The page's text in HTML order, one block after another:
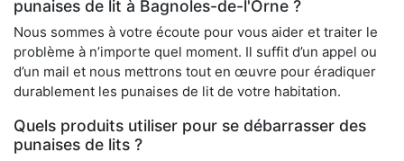
punaises de lit à Bagnoles-de-l'Orne ?
Nous sommes à votre écoute pour vous aider et traiter le
problème à n’importe quel moment. Il suffit d’un appel ou
d’un mail et nous mettrons tout en œuvre pour éradiquer
durablement les punaises de lit de votre habitation.
Quels produits utiliser pour se débarrasser des
punaises de lits ?